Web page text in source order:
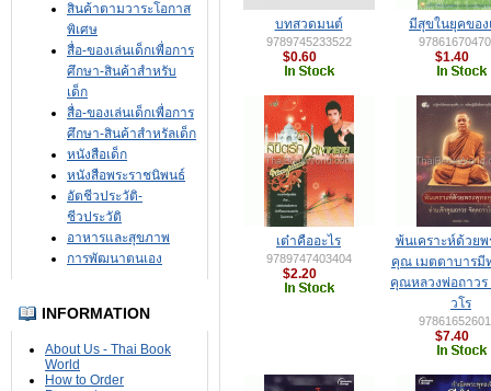
สินค้าตามวาระโอกาส
พิเศษ
สื่อ-ของเล่นเด็กเพื่อการ
ศึกษา-สินค้าสำหรับ
เด็ก
สื่อ-ของเล่นเด็กเพื่อการ
ศึกษา-สินค้าสำหรัลเด็ก
หนังสือเด็ก
หนังสือพระราชนิพนธ์
อัตชีวประวัติ-
ชีวประวัติ
อาหารและสุขภาพ
การพัฒนาตนเอง
INFORMATION
About Us - Thai Book
World
How to Order
บทสวดมนต์
9789745233522
$0.60
มีสุขในยุคขอ
$1.40
เต๋าคืออะไร
9789747403404
$2.20
พ้นเคราะห์ด้วย
คุณ เมตตาบารมี
คุณหลวงพ่อถาวร
วโร
$7.40